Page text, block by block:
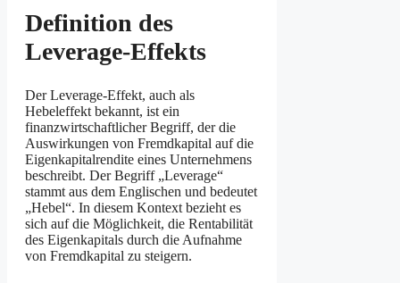
Definition des
Leverage-Effekts
Der Leverage-Effekt, auch als
Hebeleffekt bekannt, ist ein
finanzwirtschaftlicher Begriff, der die
Auswirkungen von Fremdkapital auf die
Eigenkapitalrendite eines Unternehmens
beschreibt. Der Begriff „Leverage“
stammt aus dem Englischen und bedeutet
„Hebel“. In diesem Kontext bezieht es
sich auf die Möglichkeit, die Rentabilität
des Eigenkapitals durch die Aufnahme
von Fremdkapital zu steigern.